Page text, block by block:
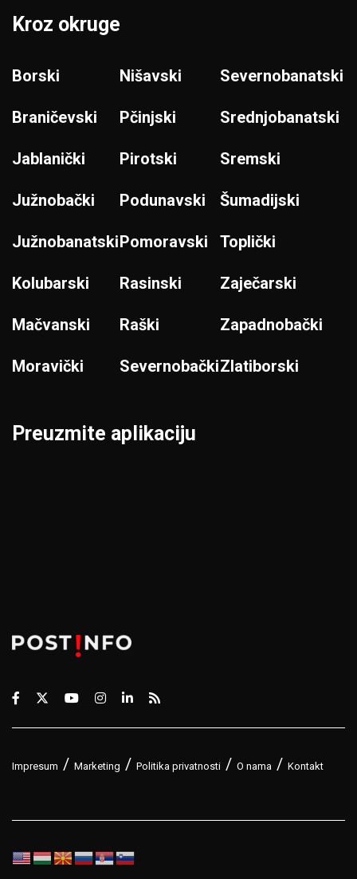
Kroz okruge
Borski
Braničevski
Jablanički
Južnobački
Južnobanatski
Kolubarski
Mačvanski
Moravički
Nišavski
Pčinjski
Pirotski
Podunavski
Pomoravski
Rasinski
Raški
Severnobački
Severnobanatski
Srednjobanatski
Sremski
Šumadijski
Toplički
Zaječarski
Zapadnobački
Zlatiborski
Preuzmite aplikaciju
Impresum Marketing Politika privatnosti O nama Kontakt